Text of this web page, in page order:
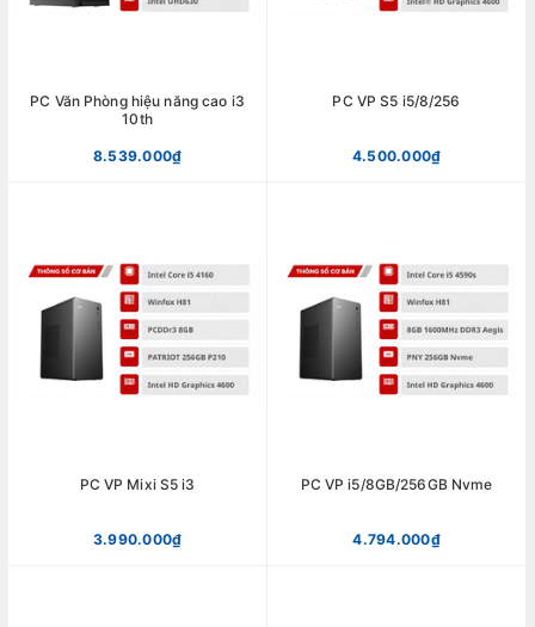
PC Văn Phòng hiệu năng cao i3
10th
8.539.000₫
PC VP S5 i5/8/256
4.500.000₫
PC VP Mixi S5 i3
3.990.000₫
PC VP i5/8GB/256GB Nvme
4.794.000₫